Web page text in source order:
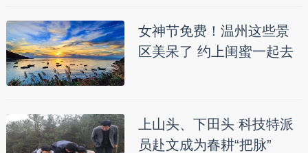
女神节免费！温州这些景
区美呆了 约上闺蜜一起去
上山头、下田头 科技特派
员赴文成为春耕“把脉”